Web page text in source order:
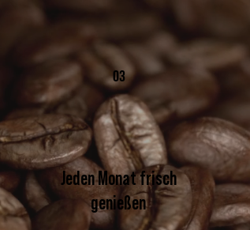
03
Jeden Monat frisch
genießen